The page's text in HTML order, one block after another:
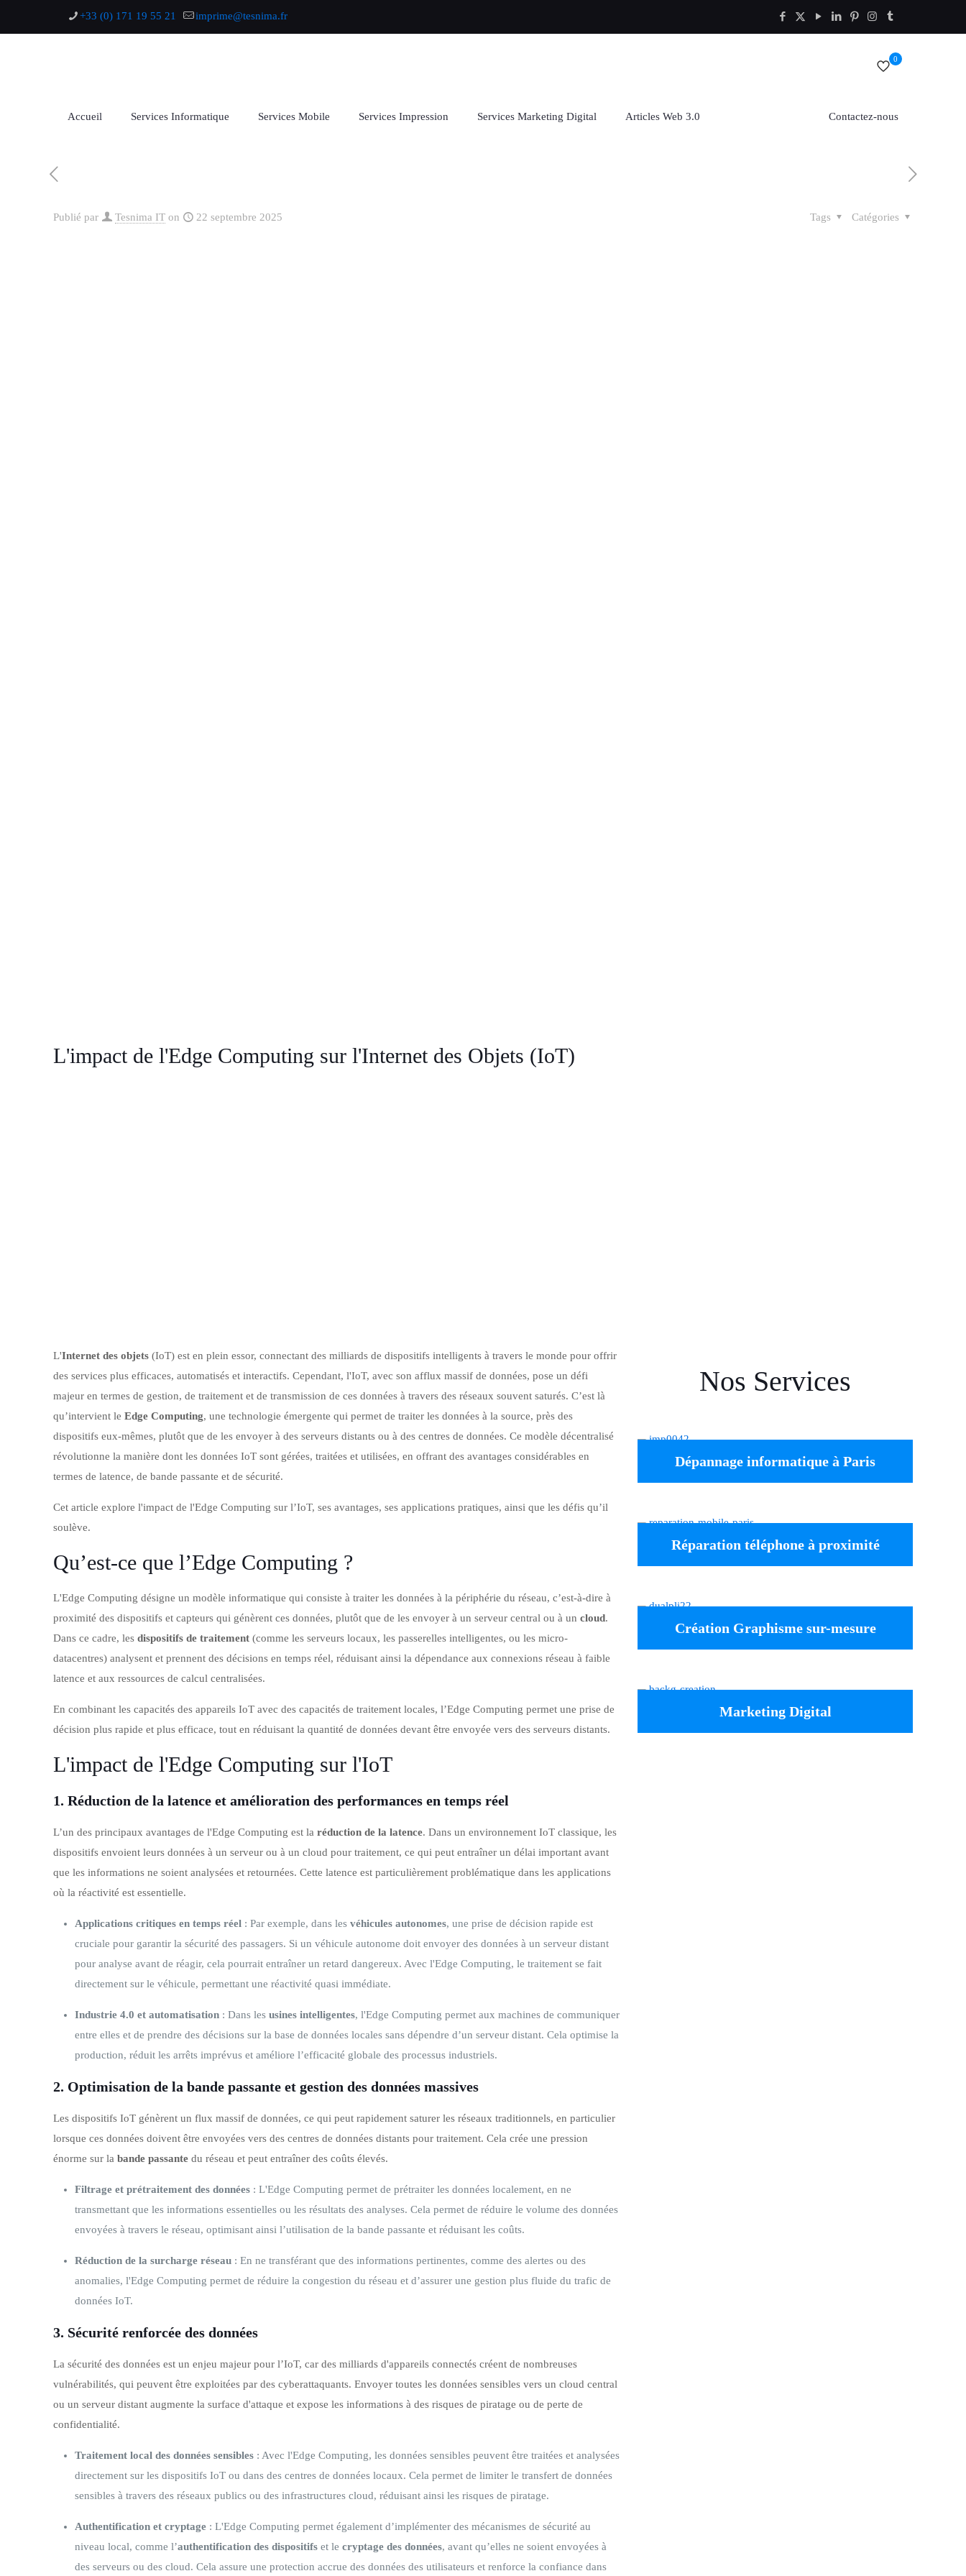
+33 (0) 171 19 55 21 imprime@tesnima.fr
0
Accueil Services Informatique Services Mobile Services Impression Services Marketing Digital Articles Web 3.0 Contactez-nous
Publié par Tesnima IT on 22 septembre 2025 Catégories
Tags
L'impact de l'Edge Computing sur l'Internet des Objets (IoT)
L'Internet des objets (IoT) est en plein essor, connectant des milliards de dispositifs intelligents à travers le monde pour offrir
des services plus efficaces, automatisés et interactifs. Cependant, l'IoT, avec son afflux massif de données, pose un défi
majeur en termes de gestion, de traitement et de transmission de ces données à travers des réseaux souvent saturés. C’est là
qu’intervient le Edge Computing, une technologie émergente qui permet de traiter les données à la source, près des
dispositifs eux-mêmes, plutôt que de les envoyer à des serveurs distants ou à des centres de données. Ce modèle décentralisé
révolutionne la manière dont les données IoT sont gérées, traitées et utilisées, en offrant des avantages considérables en
termes de latence, de bande passante et de sécurité.
Cet article explore l'impact de l'Edge Computing sur l’IoT, ses avantages, ses applications pratiques, ainsi que les défis qu’il
soulève.
Qu’est-ce que l’Edge Computing ?
L'Edge Computing désigne un modèle informatique qui consiste à traiter les données à la périphérie du réseau, c’est-à-dire à
proximité des dispositifs et capteurs qui génèrent ces données, plutôt que de les envoyer à un serveur central ou à un cloud.
Dans ce cadre, les dispositifs de traitement (comme les serveurs locaux, les passerelles intelligentes, ou les micro-
datacentres) analysent et prennent des décisions en temps réel, réduisant ainsi la dépendance aux connexions réseau à faible
latence et aux ressources de calcul centralisées.
En combinant les capacités des appareils IoT avec des capacités de traitement locales, l’Edge Computing permet une prise de
décision plus rapide et plus efficace, tout en réduisant la quantité de données devant être envoyée vers des serveurs distants.
L'impact de l'Edge Computing sur l'IoT
1. Réduction de la latence et amélioration des performances en temps réel
L’un des principaux avantages de l'Edge Computing est la réduction de la latence. Dans un environnement IoT classique, les
dispositifs envoient leurs données à un serveur ou à un cloud pour traitement, ce qui peut entraîner un délai important avant
que les informations ne soient analysées et retournées. Cette latence est particulièrement problématique dans les applications
où la réactivité est essentielle.
Applications critiques en temps réel : Par exemple, dans les véhicules autonomes, une prise de décision rapide est
cruciale pour garantir la sécurité des passagers. Si un véhicule autonome doit envoyer des données à un serveur distant
pour analyse avant de réagir, cela pourrait entraîner un retard dangereux. Avec l'Edge Computing, le traitement se fait
directement sur le véhicule, permettant une réactivité quasi immédiate.
Industrie 4.0 et automatisation : Dans les usines intelligentes, l'Edge Computing permet aux machines de communiquer
entre elles et de prendre des décisions sur la base de données locales sans dépendre d’un serveur distant. Cela optimise la
production, réduit les arrêts imprévus et améliore l’efficacité globale des processus industriels.
2. Optimisation de la bande passante et gestion des données massives
Les dispositifs IoT génèrent un flux massif de données, ce qui peut rapidement saturer les réseaux traditionnels, en particulier
lorsque ces données doivent être envoyées vers des centres de données distants pour traitement. Cela crée une pression
énorme sur la bande passante du réseau et peut entraîner des coûts élevés.
Filtrage et prétraitement des données : L'Edge Computing permet de prétraiter les données localement, en ne
transmettant que les informations essentielles ou les résultats des analyses. Cela permet de réduire le volume des données
envoyées à travers le réseau, optimisant ainsi l’utilisation de la bande passante et réduisant les coûts.
Réduction de la surcharge réseau : En ne transférant que des informations pertinentes, comme des alertes ou des
anomalies, l'Edge Computing permet de réduire la congestion du réseau et d’assurer une gestion plus fluide du trafic de
données IoT.
3. Sécurité renforcée des données
La sécurité des données est un enjeu majeur pour l’IoT, car des milliards d'appareils connectés créent de nombreuses
vulnérabilités, qui peuvent être exploitées par des cyberattaquants. Envoyer toutes les données sensibles vers un cloud central
ou un serveur distant augmente la surface d'attaque et expose les informations à des risques de piratage ou de perte de
confidentialité.
Traitement local des données sensibles : Avec l'Edge Computing, les données sensibles peuvent être traitées et analysées
directement sur les dispositifs IoT ou dans des centres de données locaux. Cela permet de limiter le transfert de données
sensibles à travers des réseaux publics ou des infrastructures cloud, réduisant ainsi les risques de piratage.
Authentification et cryptage : L'Edge Computing permet également d’implémenter des mécanismes de sécurité au
niveau local, comme l’authentification des dispositifs et le cryptage des données, avant qu’elles ne soient envoyées à
des serveurs ou des cloud. Cela assure une protection accrue des données des utilisateurs et renforce la confiance dans
Nos Services
Dépannage informatique à Paris
Réparation téléphone à proximité
Création Graphisme sur-mesure
Marketing Digital